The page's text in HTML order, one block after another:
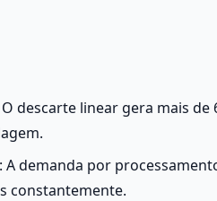
descarte linear gera mais
demanda por
constantemente.